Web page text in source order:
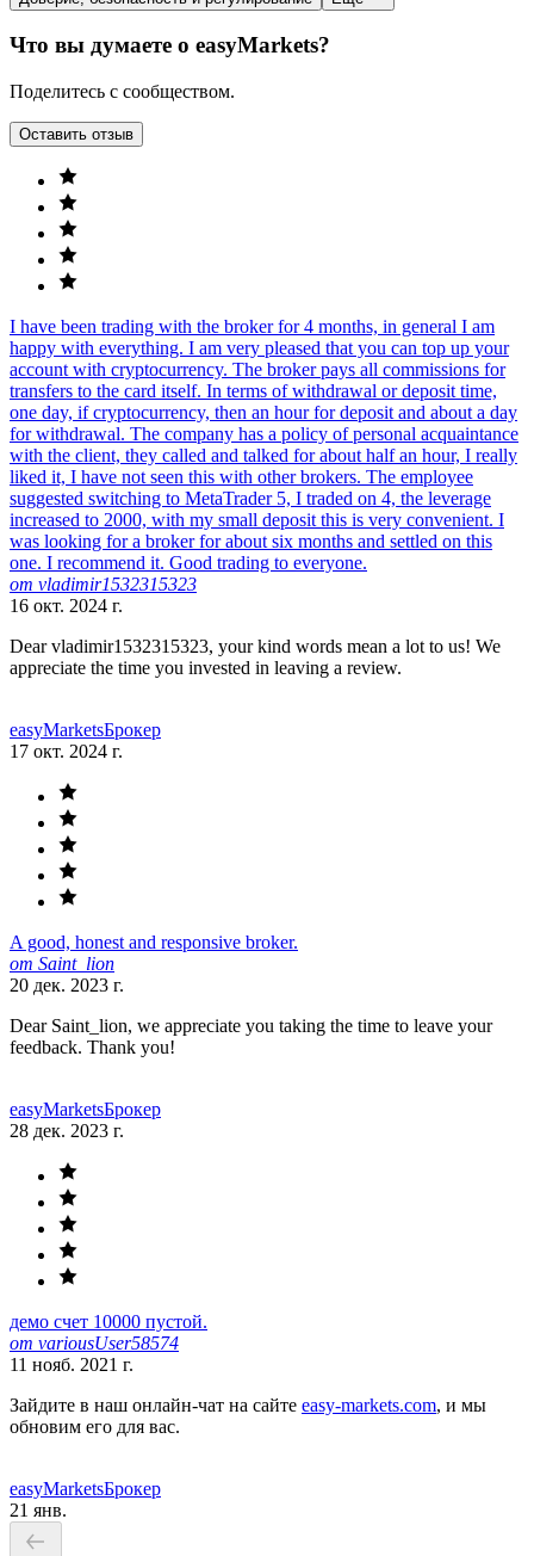
Что вы думаете о easyMarkets?
Поделитесь с сообществом.
Оставить отзыв
I have been trading with the broker for 4 months, in general I am
happy with everything. I am very pleased that you can top up your
account with cryptocurrency. The broker pays all commissions for
transfers to the card itself. In terms of withdrawal or deposit time,
one day, if cryptocurrency, then an hour for deposit and about a day
for withdrawal. The company has a policy of personal acquaintance
with the client, they called and talked for about half an hour, I really
liked it, I have not seen this with other brokers. The employee
suggested switching to MetaTrader 5, I traded on 4, the leverage
increased to 2000, with my small deposit this is very convenient. I
was looking for a broker for about six months and settled on this
one. I recommend it. Good trading to everyone.
от vladimir1532315323
16 окт. 2024 г.
Dear vladimir1532315323, your kind words mean a lot to us! We
appreciate the time you invested in leaving a review.
easyMarketsБрокер
17 окт. 2024 г.
A good, honest and responsive broker.
от Saint_lion
20 дек. 2023 г.
Dear Saint_lion, we appreciate you taking the time to leave your
feedback. Thank you!
easyMarketsБрокер
28 дек. 2023 г.
демо счет 10000 пустой.
от variousUser58574
11 нояб. 2021 г.
Зайдите в наш онлайн-чат на сайте easy-markets.com, и мы
обновим его для вас.
easyMarketsБрокер
21 янв.